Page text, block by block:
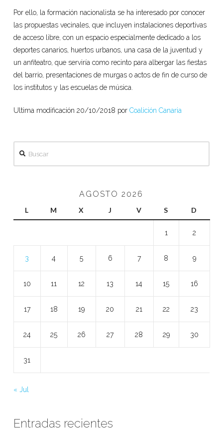
Por ello, la formación nacionalista se ha interesado por conocer
las propuestas vecinales, que incluyen instalaciones deportivas
de acceso libre, con un espacio especialmente dedicado a los
deportes canarios, huertos urbanos, una casa de la juventud y
un anfiteatro, que serviría como recinto para albergar las fiestas
del barrio, presentaciones de murgas o actos de fin de curso de
los institutos y las escuelas de música.
Ultima modificación 20/10/2018 por Coalición Canaria
AGOSTO 2026
L M X J V S D
1 2
3 4 5 6 7 8 9
10 11 12 13 14 15 16
17 18 19 20 21 22 23
24 25 26 27 28 29 30
31
« Jul
Entradas recientes